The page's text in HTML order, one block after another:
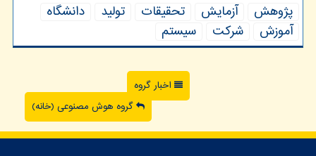
پژوهش آزمایش تحقیقات تولید
دانشگاه
آموزش
شركت سیستم
اخبار گروه
گروه هوش مصنوعی (خانه)